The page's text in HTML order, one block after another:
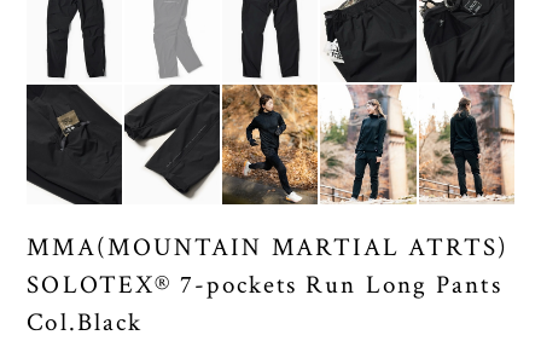
MMA(MOUNTAIN MARTIAL ATRTS)
SOLOTEX® 7-pockets Run Long Pants
Col.Black